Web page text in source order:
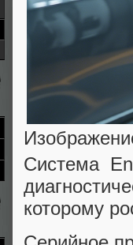
Система
которому